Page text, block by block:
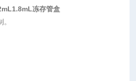
冻存管盒